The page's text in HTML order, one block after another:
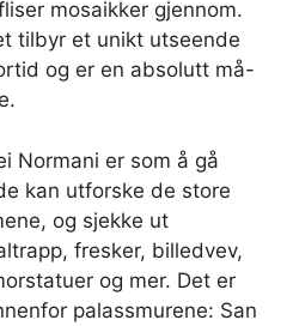
mosaikker gjennom.
tilbyr et unikt utseende
og er en absolutt må-
Normani er som å gå
kan utforske de store
og sjekke ut
fresker, billedvev,
og mer. Det er
palassmurene: San